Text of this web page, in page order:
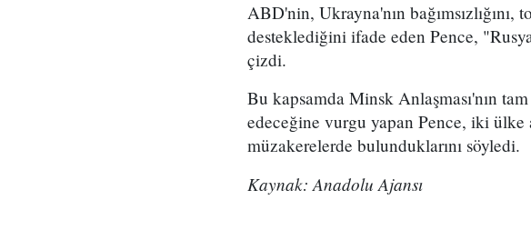
ABD'nin, Ukrayna'nın
desteklediğini ifade eden Pence,
çizdi.
Bu kapsamda Minsk Anlaşması'nın
edeceğine vurgu yapan Pence, iki ülke
müzakerelerde bulunduklarını söyledi.
Kaynak: Anadolu Ajansı